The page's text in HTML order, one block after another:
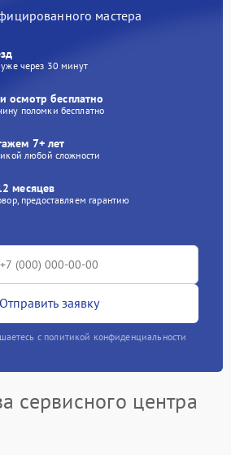
мастера
через 30 минут
осмотр бесплатно
поломки бесплатно
7+ лет
любой сложности
месяцев
предоставляем гарантию
Отправить заявку
с политикой конфиденциальности
сервисного центра